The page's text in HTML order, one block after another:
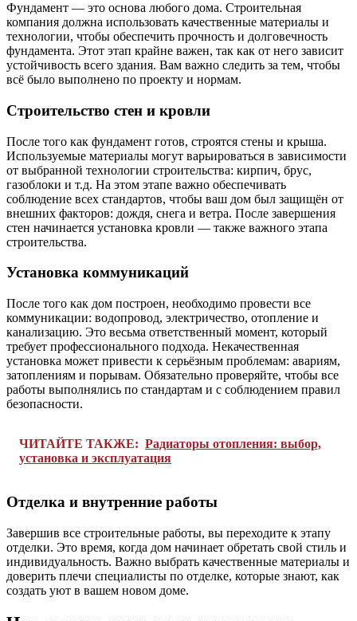
Фундамент — это основа любого дома. Строительная
компания должна использовать качественные материалы и
технологии, чтобы обеспечить прочность и долговечность
фундамента. Этот этап крайне важен, так как от него зависит
устойчивость всего здания. Вам важно следить за тем, чтобы
всё было выполнено по проекту и нормам.
Строительство стен и кровли
После того как фундамент готов, строятся стены и крыша.
Используемые материалы могут варьироваться в зависимости
от выбранной технологии строительства: кирпич, брус,
газоблоки и т.д. На этом этапе важно обеспечивать
соблюдение всех стандартов, чтобы ваш дом был защищён от
внешних факторов: дождя, снега и ветра. После завершения
стен начинается установка кровли — также важного этапа
строительства.
Установка коммуникаций
После того как дом построен, необходимо провести все
коммуникации: водопровод, электричество, отопление и
канализацию. Это весьма ответственный момент, который
требует профессионального подхода. Некачественная
установка может привести к серьёзным проблемам: авариям,
затоплениям и порывам. Обязательно проверяйте, чтобы все
работы выполнялись по стандартам и с соблюдением правил
безопасности.
ЧИТАЙТЕ ТАКЖЕ: Радиаторы отопления: выбор,
установка и эксплуатация
Отделка и внутренние работы
Завершив все строительные работы, вы переходите к этапу
отделки. Это время, когда дом начинает обретать свой стиль и
индивидуальность. Важно выбрать качественные материалы и
доверить плечи специалисты по отделке, которые знают, как
создать уют в вашем новом доме.